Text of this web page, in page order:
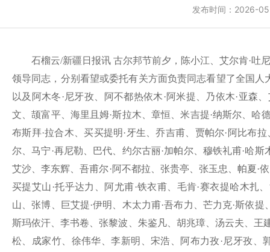
发布时间： 2026-
石榴云/新疆日报讯 古尔邦节前夕，陈小江、艾尔肯·吐
领导同志，分别看望或委托有关方面负责同志看望了全国人
以及阿木冬·尼牙孜、阿不都热依木·阿米提、乃依木·亚森
文、颉富平、海里且姆·斯拉木、章恒、米吉提·纳斯尔、哈
布斯拜·拉合木、买买提明·牙生、乔吉甫、贾帕尔·阿比布
尔、马宁·再尼勒、巴代、约尔古丽·加帕尔、穆铁礼甫·哈
艾沙、李东辉、吾甫尔·阿不都拉、张贵亭、张玉忠、帕夏·
买提艾山·托乎达力、阿尤甫·铁衣甫、毛肯·赛衣提哈木扎
山、张博、巨艾提·伊明、木太力甫·吾布力、芒力克·斯依
斯玛依汗、李书卷、张黎波、朱鉴凡、胡兆璋、汤云夫、
松、成家竹、徐伟华、李新明、宋浩、阿布力孜·尼牙孜、